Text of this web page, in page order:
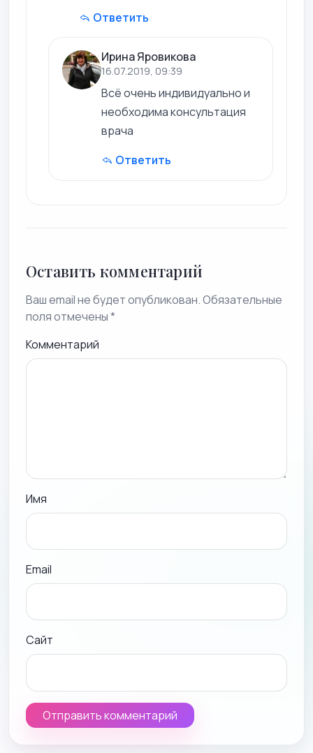
Ответить
Ирина Яровикова
16.07.2019, 09:39
Всё очень индивидуально и
необходима консультация
врача
Ответить
Оставить комментарий
Ваш email не будет опубликован. Обязательные
поля отмечены *
Комментарий
Имя
Email
Сайт